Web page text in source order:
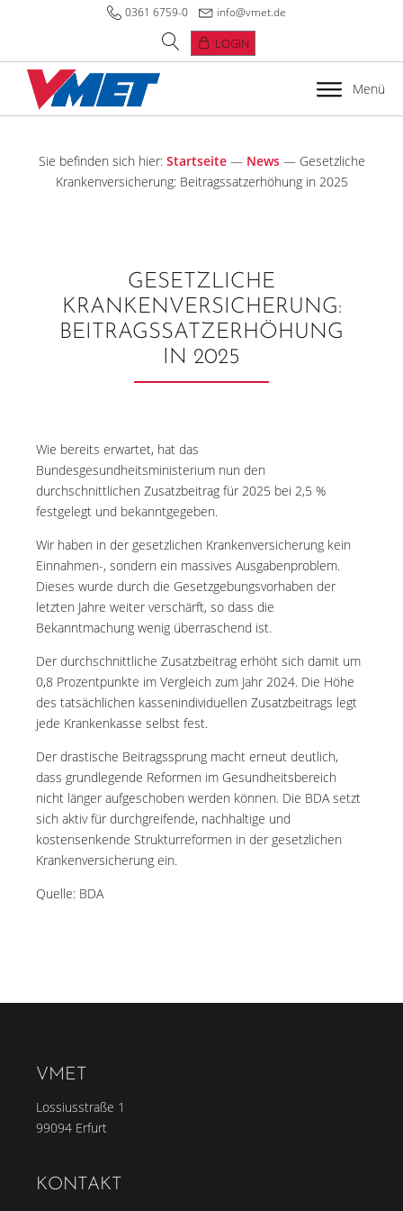
0361 6759-0 info@vmet.de
LOGIN
Menü
Sie befinden sich hier: Startseite— News— Gesetzliche
Krankenversicherung: Beitragssatzerhöhung in 2025
GESETZLICHE
KRANKENVERSICHERUNG:
BEITRAGSSATZERHÖHUNG
IN 2025
Wie bereits erwartet, hat das
Bundesgesundheitsministerium nun den
durchschnittlichen Zusatzbeitrag für 2025 bei 2,5 %
festgelegt und bekanntgegeben.
Wir haben in der gesetzlichen Krankenversicherung kein
Einnahmen-, sondern ein massives Ausgabenproblem.
Dieses wurde durch die Gesetzgebungsvorhaben der
letzten Jahre weiter verschärft, so dass die
Bekanntmachung wenig überraschend ist.
Der durchschnittliche Zusatzbeitrag erhöht sich damit um
0,8 Prozentpunkte im Vergleich zum Jahr 2024. Die Höhe
des tatsächlichen kassenindividuellen Zusatzbeitrags legt
jede Krankenkasse selbst fest.
Der drastische Beitragssprung macht erneut deutlich,
dass grundlegende Reformen im Gesundheitsbereich
nicht länger aufgeschoben werden können. Die BDA setzt
sich aktiv für durchgreifende, nachhaltige und
kostensenkende Strukturreformen in der gesetzlichen
Krankenversicherung ein.
Quelle: BDA
VMET
Lossiusstraße 1
99094 Erfurt
KONTAKT